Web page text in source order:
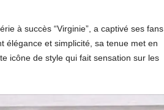
à succès “Virginie”, a captivé ses fans
élégance et simplicité, sa tenue met en
icône de style qui fait sensation sur les